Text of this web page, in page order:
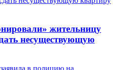
жительницу
несуществующую